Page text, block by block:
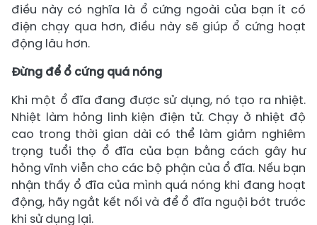
điều này có nghĩa là ổ cứng ngoài của bạn ít có
điện chạy qua hơn, điều này sẽ giúp ổ cứng hoạt
động lâu hơn.
Đừng để ổ cứng quá nóng
Khi một ổ đĩa đang được sử dụng, nó tạo ra nhiệt.
Nhiệt làm hỏng linh kiện điện tử. Chạy ở nhiệt độ
cao trong thời gian dài có thể làm giảm nghiêm
trọng tuổi thọ ổ đĩa của bạn bằng cách gây hư
hỏng vĩnh viễn cho các bộ phận của ổ đĩa. Nếu bạn
nhận thấy ổ đĩa của mình quá nóng khi đang hoạt
động, hãy ngắt kết nối và để ổ đĩa nguội bớt trước
khi sử dụng lại.